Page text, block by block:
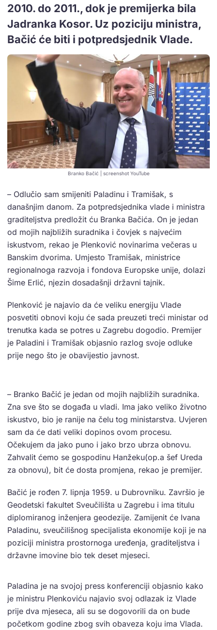
2010. do 2011., dok je premijerka bila
Jadranka Kosor. Uz poziciju ministra,
Bačić će biti i potpredsjednik Vlade.
Branko Bačić | screenshot YouTube
– Odlučio sam smijeniti Paladinu i Tramišak, s
današnjim danom. Za potpredsjednika vlade i ministra
graditeljstva predložit ću Branka Bačića. On je jedan
od mojih najbližih suradnika i čovjek s najvećim
iskustvom, rekao je Plenković novinarima večeras u
Banskim dvorima. Umjesto Tramišak, ministrice
regionalnoga razvoja i fondova Europske unije, dolazi
Šime Erlić, njezin dosadašnji državni tajnik.
Plenković je najavio da će veliku energiju Vlade
posvetiti obnovi koju će sada preuzeti treći ministar od
trenutka kada se potres u Zagrebu dogodio. Premijer
je Paladini i Tramišak objasnio razlog svoje odluke
prije nego što je obavijestio javnost.
– Branko Bačić je jedan od mojih najbližih suradnika.
Zna sve što se događa u vladi. Ima jako veliko životno
iskustvo, bio je ranije na čelu tog ministarstva. Uvjeren
sam da će dati veliki dopinos ovom procesu.
Očekujem da jako puno i jako brzo ubrza obnovu.
Zahvalit ćemo se gospodinu Hanžeku(op.a šef Ureda
za obnovu), bit će dosta promjena, rekao je premijer.
Bačić je rođen 7. lipnja 1959. u Dubrovniku. Završio je
Geodetski fakultet Sveučilišta u Zagrebu i ima titulu
diplomiranog inženjera geodezije. Zamijenit će Ivana
Paladinu, sveučilišnog specijalista ekonomije koji je na
poziciji ministra prostornoga uređenja, graditeljstva i
državne imovine bio tek deset mjeseci.
Paladina je na svojoj press konferenciji objasnio kako
je ministru Plenkoviću najavio svoj odlazak iz Vlade
prije dva mjeseca, ali su se dogovorili da on bude
početkom godine zbog svih obaveza koju ima Vlada.